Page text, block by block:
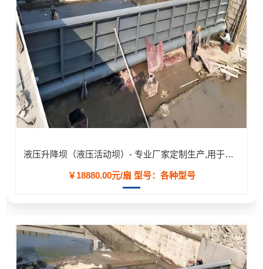
液压升降坝（液压活动坝）- 专业厂家定制生产,用于河道/防汛工程
￥18880.00元/扇 型号：各种型号